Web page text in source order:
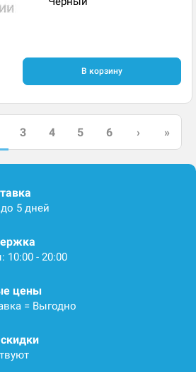
В корзину
3 4 5 6 › »
5 дней
10:00 - 20:00
цены
= Выгодно